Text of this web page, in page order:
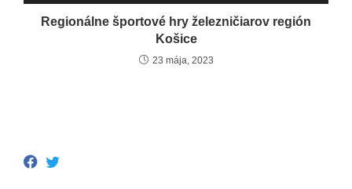
Regionálne športové hry železničiarov región
Košice
23 mája, 2023